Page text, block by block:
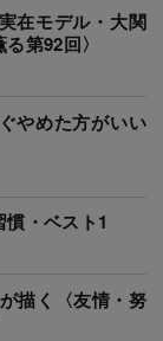
在モデル・大関
第92回〉
やめた方がいい
慣・ベスト1
描く〈友情・努